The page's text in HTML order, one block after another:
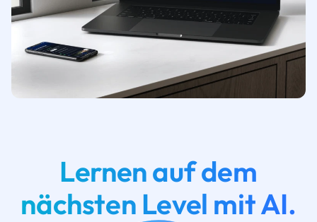
Lernen auf dem
nächsten Level mit AI.